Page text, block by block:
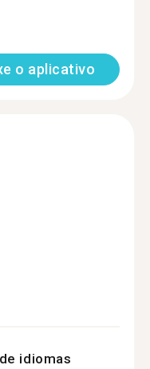
o aplicativo
idiomas